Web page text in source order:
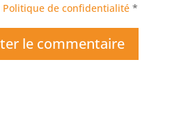
Politique de confidentialité *